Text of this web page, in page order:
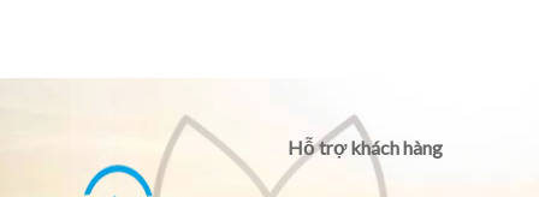
Hỗ trợ khách hàng